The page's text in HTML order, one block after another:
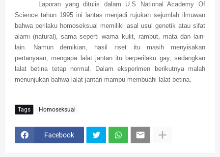
Laporan yang ditulis dalam U.S National Academy Of
Science tahun 1995 ini lantas menjadi rujukan sejumlah ilmuwan
bahwa perilaku homoseksual memiliki asal usul genetik atau sifat
alami (natural), sama seperti warna kulit, rambut, mata dan lain-
lain. Namun demikian, hasil riset itu masih menyisakan
pertanyaan, mengapa lalat jantan itu berperilaku gay, sedangkan
lalat betina tetap normal. Dalam eksperimen berikutnya malah
menunjukan bahwa lalat jantan mampu membuahi lalat betina.
Tags Homoseksual
Facebook